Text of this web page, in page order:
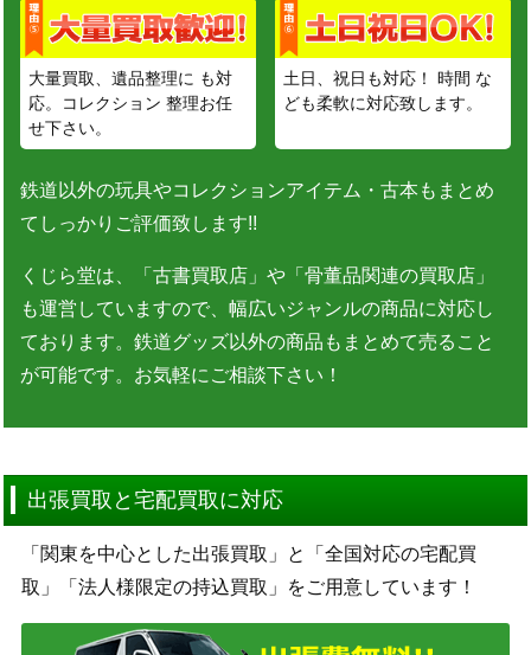
大量買取、遺品整理に も対
応。コレクション 整理お任
せ下さい。
土日、祝日も対応！ 時間 な
ども柔軟に対応致します。
鉄道以外の玩具やコレクションアイテム・古本もまとめ
てしっかりご評価致します!!
くじら堂は、「古書買取店」や「骨董品関連の買取店」
も運営していますので、幅広いジャンルの商品に対応し
ております。鉄道グッズ以外の商品もまとめて売ること
が可能です。お気軽にご相談下さい！
出張買取と宅配買取に対応
「関東を中心とした出張買取」と「全国対応の宅配買
取」「法人様限定の持込買取」をご用意しています！